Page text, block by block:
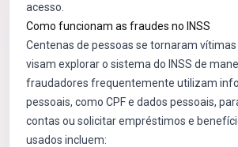
acesso.
Como funcionam as fraudes no INSS
Centenas de pessoas se tornaram
visam explorar o sistema do INSS de
fraudadores frequentemente utilizam
pessoais, como CPF e dados pessoais,
contas ou solicitar empréstimos e
usados incluem: